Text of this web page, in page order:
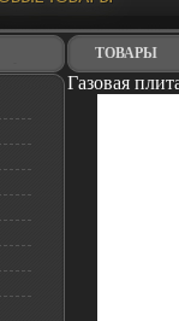
ТОВАРЫ
Газовая